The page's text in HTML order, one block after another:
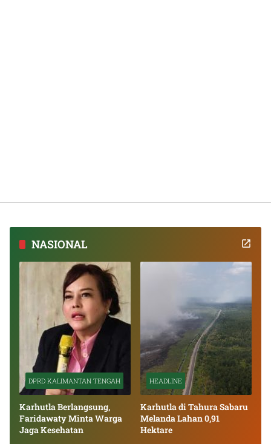
NASIONAL
DPRD KALIMANTAN TENGAH
Karhutla Berlangsung,
Faridawaty Minta Warga
Jaga Kesehatan
HEADLINE
Karhutla di Tahura Sabaru
Melanda Lahan 0,91
Hektare